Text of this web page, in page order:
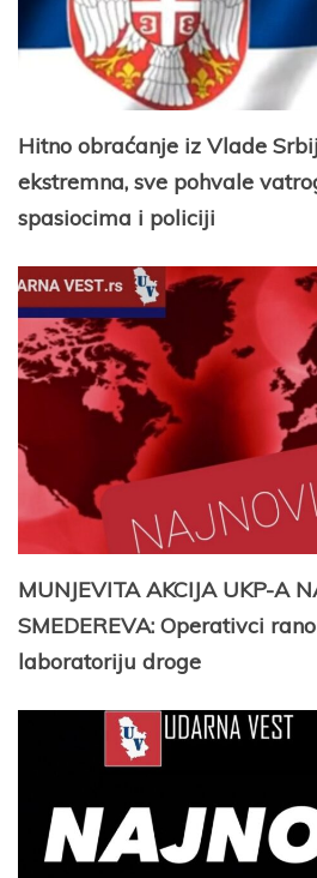
Hitno obraćanje iz Vlade
ekstremna, sve pohvale
spasiocima i policiji
MUNJEVITA AKCIJA UKP-A
SMEDEREVA: Operativci
laboratoriju droge